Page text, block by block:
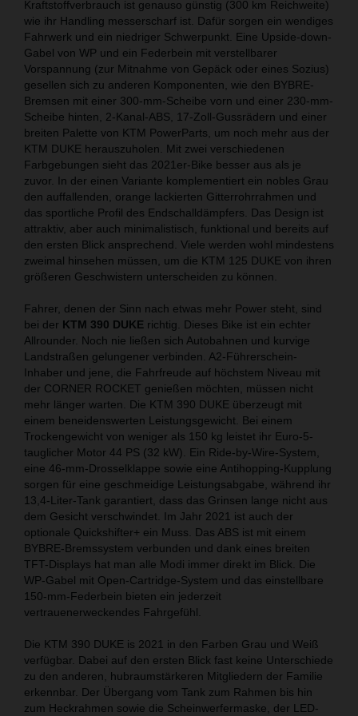
Kraftstoffverbrauch ist genauso günstig (300 km Reichweite)
wie ihr Handling messerscharf ist. Dafür sorgen ein wendiges
Fahrwerk und ein niedriger Schwerpunkt. Eine Upside-down-
Gabel von WP und ein Federbein mit verstellbarer
Vorspannung (zur Mitnahme von Gepäck oder eines Sozius)
gesellen sich zu anderen Komponenten, wie den BYBRE-
Bremsen mit einer 300-mm-Scheibe vorn und einer 230-mm-
Scheibe hinten, 2-Kanal-ABS, 17-Zoll-Gussrädern und einer
breiten Palette von KTM PowerParts, um noch mehr aus der
KTM DUKE herauszuholen. Mit zwei verschiedenen
Farbgebungen sieht das 2021er-Bike besser aus als je
zuvor. In der einen Variante komplementiert ein nobles Grau
den auffallenden, orange lackierten Gitterrohrrahmen und
das sportliche Profil des Endschalldämpfers. Das Design ist
attraktiv, aber auch minimalistisch, funktional und bereits auf
den ersten Blick ansprechend. Viele werden wohl mindestens
zweimal hinsehen müssen, um die KTM 125 DUKE von ihren
größeren Geschwistern unterscheiden zu können.
Fahrer, denen der Sinn nach etwas mehr Power steht, sind
bei der KTM 390 DUKE richtig. Dieses Bike ist ein echter
Allrounder. Noch nie ließen sich Autobahnen und kurvige
Landstraßen gelungener verbinden. A2-Führerschein-
Inhaber und jene, die Fahrfreude auf höchstem Niveau mit
der CORNER ROCKET genießen möchten, müssen nicht
mehr länger warten. Die KTM 390 DUKE überzeugt mit
einem beneidenswerten Leistungsgewicht. Bei einem
Trockengewicht von weniger als 150 kg leistet ihr Euro-5-
tauglicher Motor 44 PS (32 kW). Ein Ride-by-Wire-System,
eine 46-mm-Drosselklappe sowie eine Antihopping-Kupplung
sorgen für eine geschmeidige Leistungsabgabe, während ihr
13,4-Liter-Tank garantiert, dass das Grinsen lange nicht aus
dem Gesicht verschwindet. Im Jahr 2021 ist auch der
optionale Quickshifter+ ein Muss. Das ABS ist mit einem
BYBRE-Bremssystem verbunden und dank eines breiten
TFT-Displays hat man alle Modi immer direkt im Blick. Die
WP-Gabel mit Open-Cartridge-System und das einstellbare
150-mm-Federbein bieten ein jederzeit
vertrauenerweckendes Fahrgefühl.
Die KTM 390 DUKE is 2021 in den Farben Grau und Weiß
verfügbar. Dabei auf den ersten Blick fast keine Unterschiede
zu den anderen, hubraumstärkeren Mitgliedern der Familie
erkennbar. Der Übergang vom Tank zum Rahmen bis hin
zum Heckrahmen sowie die Scheinwerfermaske, der LED-